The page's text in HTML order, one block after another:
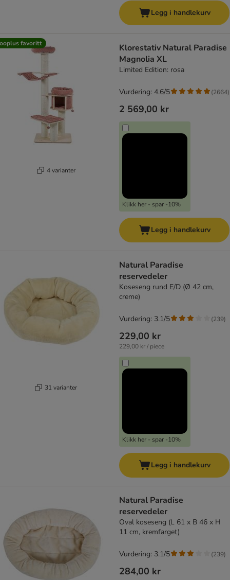
Legg i handlekurv
favoritt
4 varianter
Klorestativ Natural Paradise
Magnolia XL
Limited Edition: rosa
2 569,00 kr
Klikk her - spar -10%
Vurdering: 4.6/5 (2664)
Legg i handlekurv
31 varianter
Natural Paradise
reservedeler
Koseseng rund E/D (Ø 42 cm,
creme)
229,00 kr
229,00 kr / piece
Klikk her - spar -10%
Vurdering: 3.1/5 (239)
Legg i handlekurv
Natural Paradise
reservedeler
Oval koseseng (L 61 x B 46 x H
11 cm, kremfarget)
284,00 kr
Vurdering: 3.1/5 (239)